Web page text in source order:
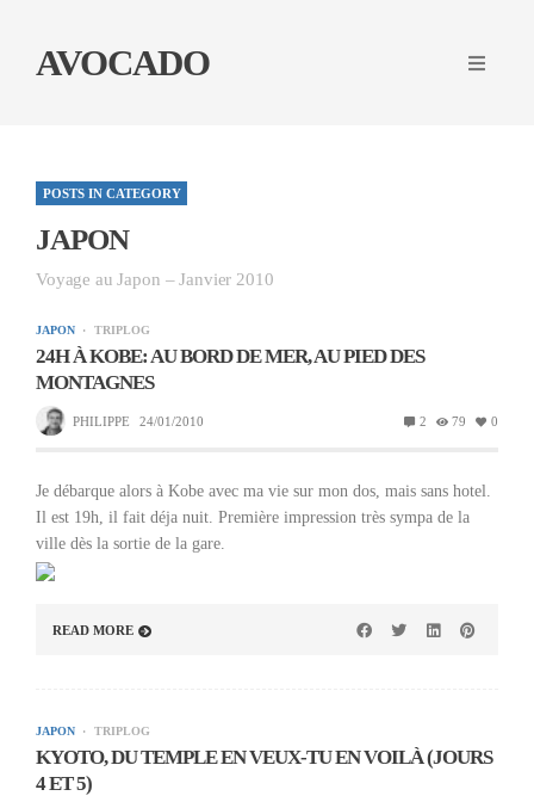
AVOCADO
POSTS IN CATEGORY
JAPON
Voyage au Japon – Janvier 2010
JAPON TRIPLOG
24H À KOBE: AU BORD DE MER, AU PIED DES
MONTAGNES
PHILIPPE 24/01/2010 2 79 0
Je débarque alors à Kobe avec ma vie sur mon dos, mais sans hotel.
Il est 19h, il fait déja nuit. Première impression très sympa de la
ville dès la sortie de la gare.
READ MORE
JAPON TRIPLOG
KYOTO, DU TEMPLE EN VEUX-TU EN VOILÀ (JOURS
4 ET 5)